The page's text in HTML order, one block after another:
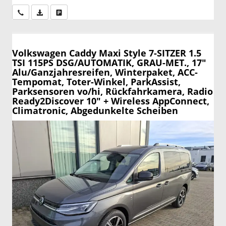
Wir rufen Sie anPDF-Datei, Fahrzeugexposé drucken
Volkswagen Caddy Maxi Style 7-SITZER 1.5
TSI 115PS DSG/AUTOMATIK, GRAU-MET., 17"
Alu/Ganzjahresreifen, Winterpaket, ACC-
Tempomat, Toter-Winkel, ParkAssist,
Parksensoren vo/hi, Rückfahrkamera, Radio
Ready2Discover 10" + Wireless AppConnect,
Climatronic, Abgedunkelte Scheiben